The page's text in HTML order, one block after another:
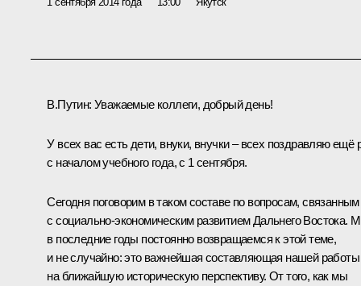
В.Путин: Уважаемые коллеги, добрый день!
У всех вас есть дети, внуки, внучки – всех поздравляю ещё
с началом учебного года, с 1 сентября.
Сегодня поговорим в таком составе по вопросам, связанным
с социально-экономическим развитием Дальнего Востока.
в последние годы постоянно возвращаемся к этой теме,
и не случайно: это важнейшая составляющая нашей работы
на ближайшую историческую перспективу. От того, как мы